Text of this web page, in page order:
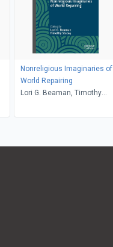
Nonreligious Imaginaries of
World Repairing
Lori G. Beaman, Timothy